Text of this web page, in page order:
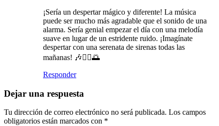
¡Sería un despertar mágico y diferente! La música
puede ser mucho más agradable que el sonido de una
alarma. Sería genial empezar el día con una melodía
suave en lugar de un estridente ruido. ¡Imagínate
despertar con una serenata de sirenas todas las
mañanas! 🎶🧜‍♀️🌅
Responder
Dejar una respuesta
Tu dirección de correo electrónico no será publicada. Los campos
obligatorios están marcados con *